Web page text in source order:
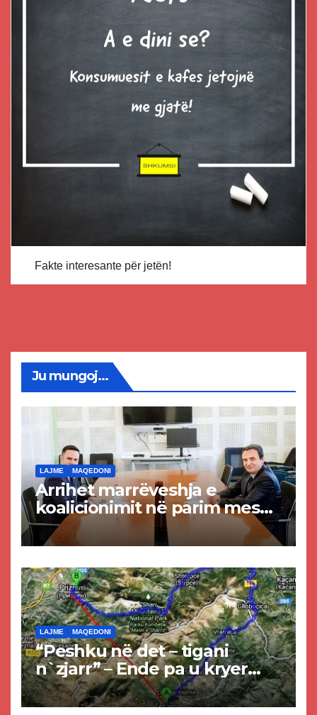
Fakte interesante për jetën!
Ju mungoj...
LAJME MAQEDONI
Arrihet marrëveshja e
koalicionimit në parim mes
Kurtit dhe Abdixhikut
LAJME MAQEDONI
“Peshku në det – tigani
n`zjarr” – Ende pa u kryer
projekti i tunelit, komuna e
Tetovës nis punimet për